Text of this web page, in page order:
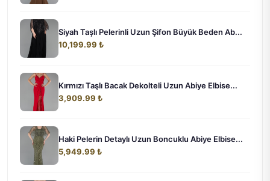
Siyah Taşlı Pelerinli Uzun Şifon Büyük Beden Ab...
10,199.99 ₺
Kırmızı Taşlı Bacak Dekolteli Uzun Abiye Elbise...
3,909.99 ₺
Haki Pelerin Detaylı Uzun Boncuklu Abiye Elbise...
5,949.99 ₺